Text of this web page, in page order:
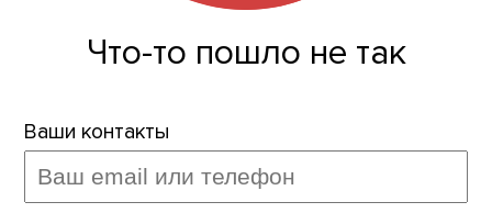
Что-то пошло не так
Ваши контакты